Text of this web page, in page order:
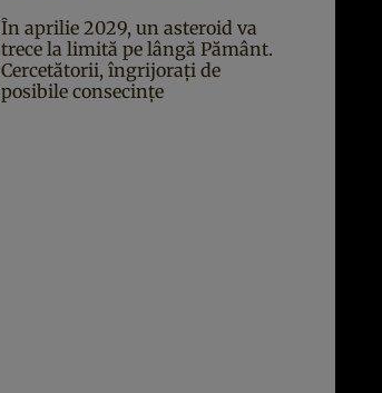
În aprilie 2029, un asteroid va
trece la limită pe lângă Pământ.
Cercetătorii, îngrijorați de
posibile consecințe